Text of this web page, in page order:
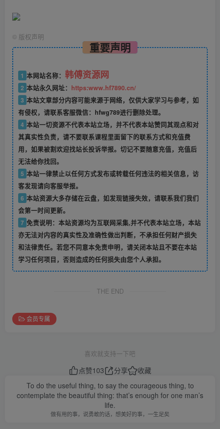
© 版权声明
重要声明
1 本网站名称： 韩傅资源网
2 本站永久网址： https:www.hf7890.cn/
3 本站文章部分内容可能来源于网络，仅供大家学习与参考，如
有侵权，请联系客服微信：hfwg789进行删除处理。
4 本站一切资源不代表本站立场，并不代表本站赞同其观点和对
其真实性负责，请不要联系课程里面留下的联系方式和充值费
用，如果被割欢迎找站长投诉举报。切记不要随意充值，充值后
无法给你找回。
5 本站一律禁止以任何方式发布或转载任何违法的相关信息，访
客发现请向客服举报。
6 本站资源大多存储在云盘，如发现链接失效，请联系我们我们
会第一时间更新。
7 免责说明：本站资源均为互联网采集,并不代表本站立场，本站
亦无法对内容的真实性及准确性做出判断，不承担任何财产损失
和法律责任。若您不同意本免责申明，请关闭本站且不要在本站
学习任何项目，否则造成的任何损失由您个人承担。
THE END
会员专属
喜欢就支持一下吧
点赞103 分享
收藏
To do the useful thing, to say the courageous thing, to
contemplate the beautiful thing: that’s enough for one man’s
life.
做有用的事，说勇敢的话，想美好的事，一生足矣